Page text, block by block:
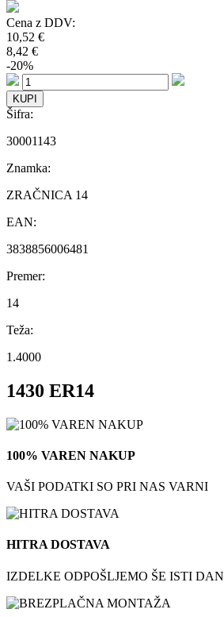
Cena z DDV:
10,52 €
8,42 €
-20%
Šifra:
30001143
Znamka:
ZRAČNICA 14
EAN:
3838856006481
Premer:
14
Teža:
1.4000
1430 ER14
100% VAREN NAKUP
VAŠI PODATKI SO PRI NAS VARNI
HITRA DOSTAVA
IZDELKE ODPOŠLJEMO ŠE ISTI DAN